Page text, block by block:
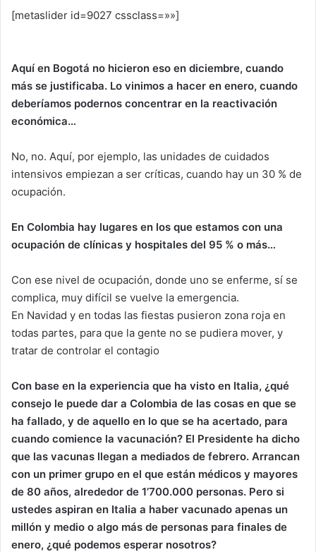
[metaslider id=9027 cssclass=»»]
Aquí en Bogotá no hicieron eso en diciembre, cuando
más se justificaba. Lo vinimos a hacer en enero, cuando
deberíamos podernos concentrar en la reactivación
económica…
No, no. Aquí, por ejemplo, las unidades de cuidados
intensivos empiezan a ser críticas, cuando hay un 30 % de
ocupación.
En Colombia hay lugares en los que estamos con una
ocupación de clínicas y hospitales del 95 % o más…
Con ese nivel de ocupación, donde uno se enferme, sí se
complica, muy difícil se vuelve la emergencia.
En Navidad y en todas las fiestas pusieron zona roja en
todas partes, para que la gente no se pudiera mover, y
tratar de controlar el contagio
Con base en la experiencia que ha visto en Italia, ¿qué
consejo le puede dar a Colombia de las cosas en que se
ha fallado, y de aquello en lo que se ha acertado, para
cuando comience la vacunación? El Presidente ha dicho
que las vacunas llegan a mediados de febrero. Arrancan
con un primer grupo en el que están médicos y mayores
de 80 años, alrededor de 1’700.000 personas. Pero si
ustedes aspiran en Italia a haber vacunado apenas un
millón y medio o algo más de personas para finales de
enero, ¿qué podemos esperar nosotros?